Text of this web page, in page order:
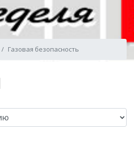
Газовая безопасность